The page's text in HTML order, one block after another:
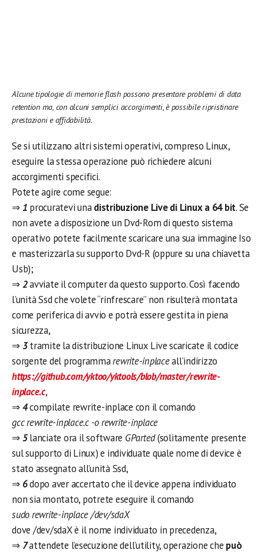
Alcune tipologie di memorie flash possono presentare problemi di data
retention ma, con alcuni semplici accorgimenti, è possibile ripristinare
prestazioni e affidabilità.
Se si utilizzano altri sistemi operativi, compreso Linux,
eseguire la stessa operazione può richiedere alcuni
accorgimenti specifici.
Potete agire come segue:
⇒ 1 procuratevi unadistribuzione Live di Linux a 64 bit. Se
non avete a disposizione un Dvd-Rom di questo sistema
operativo potete facilmente scaricare una sua immagine Iso
e masterizzarla su supporto Dvd-R (oppure su una chiavetta
Usb);
⇒2avviate il computer da questo supporto. Così facendo
l’unità Ssd che volete “rinfrescare” non risulterà montata
come periferica di avvio e potrà essere gestita in piena
sicurezza,
⇒3tramite la distribuzione Linux Live scaricate il codice
sorgente del programmarewrite-inplaceall’indirizzo
https://github.com/yktoo/yktools/blob/master/rewrite-
inplace.c,
⇒4compilate rewrite-inplace con il comando
gcc rewrite-inplace.c -o rewrite-inplace
⇒5lanciate ora il software GParted(solitamente presente
sul supporto di Linux) e individuate quale nome di device è
stato assegnato all’unità Ssd,
⇒ 6dopo aver accertato che il device appena individuato
non sia montato, potrete eseguire il comando
sudo rewrite-inplace /dev/sdaX
dove /dev/sdaX è il nome individuato in precedenza,
⇒ 7attendete l’esecuzione dell’utility, operazione che può